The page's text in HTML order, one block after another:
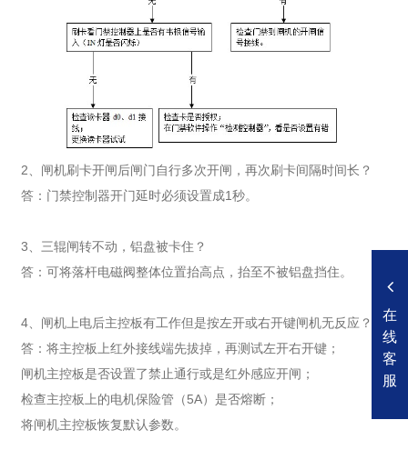
2、闸机刷卡开闸后闸门自行多次开闸，再次刷卡间隔时间长？
答：门禁控制器开门延时必须设置成1秒。
3、三辊闸转不动，铝盘被卡住？
答：可将落杆电磁阀整体位置抬高点，抬至不被铝盘挡住。
4、闸机上电后主控板有工作但是按左开或右开键闸机无反应？
答：将主控板上红外接线端先拔掉，再测试左开右开键；
闸机主控板是否设置了禁止通行或是红外感应开闸；
检查主控板上的电机保险管（5A）是否熔断；
将闸机主控板恢复默认参数。
在
线
客
服